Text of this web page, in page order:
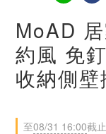
MoAD
約風 免
收納側壁
至08/31 16:00截止